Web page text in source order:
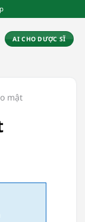
AI CHO DƯỢC SĨ
mật